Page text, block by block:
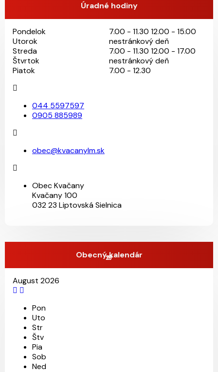
Úradné hodiny
Pondelok
7.00 - 11.30 12.00 - 15.00
Utorok
nestránkový deň
Streda
7.00 - 11.30 12.00 - 17.00
Štvrtok
nestránkový deň
Piatok
7.00 - 12.30
044 5597597
0905 885989
obec@kvacanylm.sk
Obec Kvačany
Kvačany 100
032 23 Liptovská Sielnica
Obecný kalendár
August 2026
Pon
Uto
Str
Štv
Pia
Sob
Ned
7
19
27